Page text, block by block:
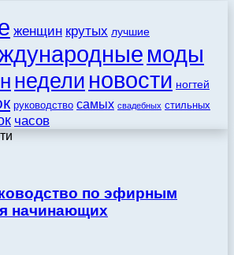
женщин крутых лучшие
моды
недели новости ногтей
руководство самых свадебных стильных
часов
по эфирным
начинающих